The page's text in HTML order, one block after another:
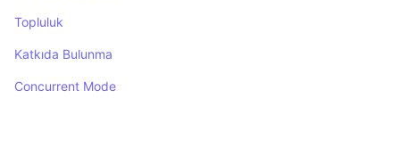
Topluluk
Katkıda Bulunma
Concurrent Mode